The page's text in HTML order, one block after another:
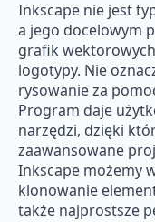
Inkscape nie jest
a jego docelowym
grafik
logotypy. Nie
rysowanie za
Program daje
narzędzi, dzięki
zaawansowane
Inkscape możemy
klonowanie
także najprostsze